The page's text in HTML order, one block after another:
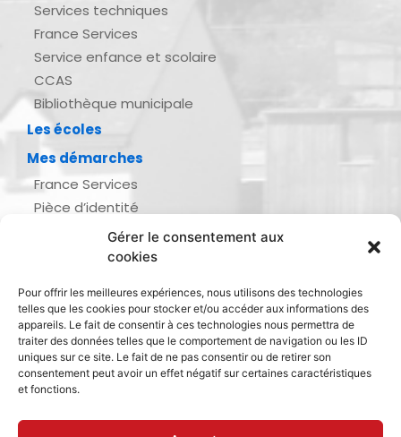
Gérer le consentement aux
cookies
Pour offrir les meilleures expériences, nous utilisons des technologies
telles que les cookies pour stocker et/ou accéder aux informations des
appareils. Le fait de consentir à ces technologies nous permettra de
traiter des données telles que le comportement de navigation ou les ID
uniques sur ce site. Le fait de ne pas consentir ou de retirer son
consentement peut avoir un effet négatif sur certaines caractéristiques
et fonctions.
Services techniques
France Services
Service enfance et scolaire
CCAS
Bibliothèque municipale
Les écoles
Mes démarches
France Services
Pièce d’identité
Demande d’actes d’état civil
Inscription listes électorales
Recensement militaire
Le journal de ma ville
Gestion des déchets